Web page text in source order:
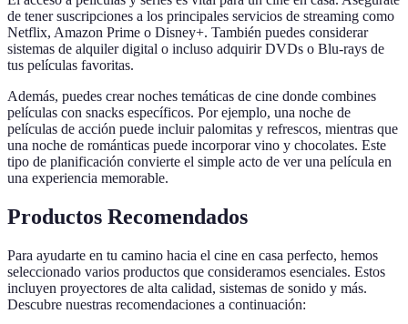
de tener suscripciones a los principales servicios de streaming como
Netflix, Amazon Prime o Disney+. También puedes considerar
sistemas de alquiler digital o incluso adquirir DVDs o Blu-rays de
tus películas favoritas.
Además, puedes crear noches temáticas de cine donde combines
películas con snacks específicos. Por ejemplo, una noche de
películas de acción puede incluir palomitas y refrescos, mientras que
una noche de románticas puede incorporar vino y chocolates. Este
tipo de planificación convierte el simple acto de ver una película en
una experiencia memorable.
Productos Recomendados
Para ayudarte en tu camino hacia el cine en casa perfecto, hemos
seleccionado varios productos que consideramos esenciales. Estos
incluyen proyectores de alta calidad, sistemas de sonido y más.
Descubre nuestras recomendaciones a continuación: